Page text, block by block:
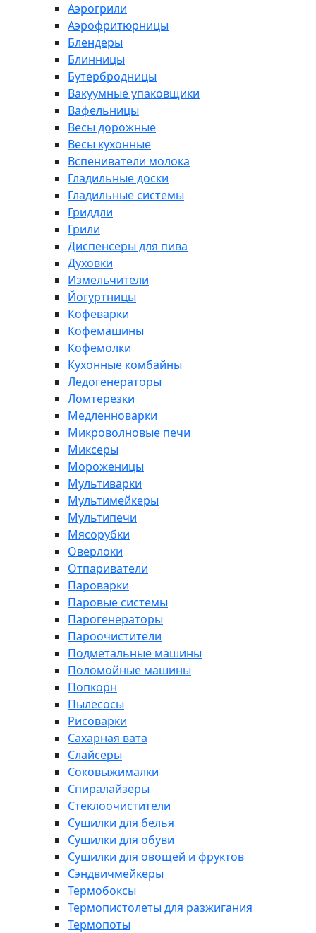
Аэрогрили
Аэрофритюрницы
Блендеры
Блинницы
Бутербродницы
Вакуумные упаковщики
Вафельницы
Весы дорожные
Весы кухонные
Вспениватели молока
Гладильные доски
Гладильные системы
Гриддли
Грили
Диспенсеры для пива
Духовки
Измельчители
Йогуртницы
Кофеварки
Кофемашины
Кофемолки
Кухонные комбайны
Ледогенераторы
Ломтерезки
Медленноварки
Микроволновые печи
Миксеры
Мороженицы
Мультиварки
Мультимейкеры
Мультипечи
Мясорубки
Оверлоки
Отпариватели
Пароварки
Паровые системы
Парогенераторы
Пароочистители
Подметальные машины
Поломойные машины
Попкорн
Пылесосы
Рисоварки
Сахарная вата
Слайсеры
Соковыжималки
Спиралайзеры
Стеклоочистители
Сушилки для белья
Сушилки для обуви
Сушилки для овощей и фруктов
Сэндвичмейкеры
Термобоксы
Термопистолеты для разжигания
Термопоты